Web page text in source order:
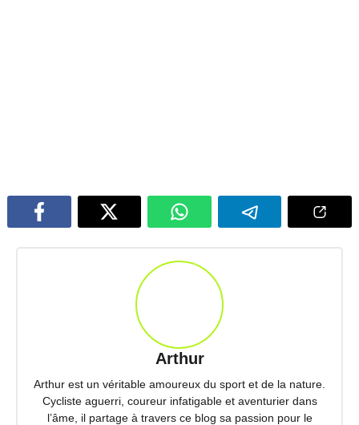
Arthur
Arthur est un véritable amoureux du sport et de la nature.
Cycliste aguerri, coureur infatigable et aventurier dans
l’âme, il partage à travers ce blog sa passion pour le